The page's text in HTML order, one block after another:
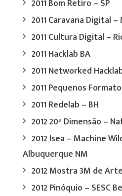
2011 Bom Retiro – SP
2011 Caravana Digital –
2011 Cultura Digital –
2011 Hacklab BA
2011 Networked
2011 Pequenos
2011 Redelab – BH
2012 20ª Dimensão –
2012 Isea – Machine
Albuquerque NM
2012 Mostra 3M de
2012 Pinóquio – SESC